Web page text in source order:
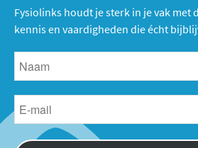
Fysiolinks houdt je sterk in je vak met
kennis en vaardigheden die écht